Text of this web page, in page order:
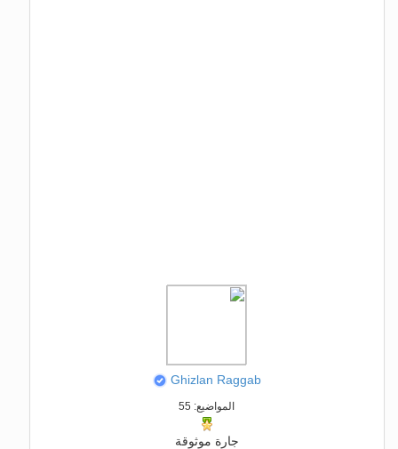
Ghizlan Raggab
المواضيع: 55
جارة موثوقة